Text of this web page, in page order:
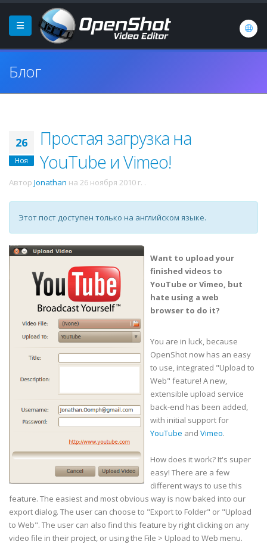
Блог
26
Ноя
Простая загрузка на
YouTube и Vimeo!
Автор Jonathan на 26 ноября 2010 г. .
Этот пост доступен только на английском языке.
Want to upload your
finished videos to
YouTube or Vimeo, but
hate using a web
browser to do it?
You are in luck, because
OpenShot now has an easy
to use, integrated "Upload to
Web" feature! A new,
extensible upload service
back-end has been added,
with initial support for
YouTube and Vimeo.
How does it work? It's super
easy! There are a few
different ways to use this
feature. The easiest and most obvious way is now baked into our
export dialog. The user can choose to "Export to Folder" or "Upload
to Web". The user can also find this feature by right clicking on any
video file in their project, or using the File > Upload to Web menu.